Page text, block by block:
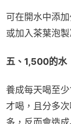
可在開水中添
或加入茶葉泡製
五、1,500的水
養成每天喝至
才喝，且分多